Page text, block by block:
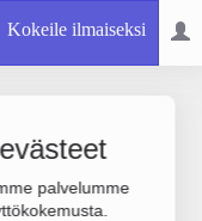
Kokeile ilmaiseksi
palvelumme